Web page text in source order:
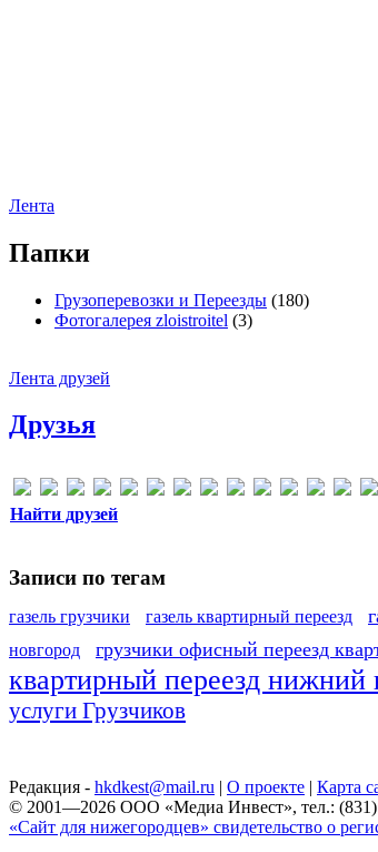
Лента
Папки
Грузоперевозки и Переезды (180)
Фотогалерея zloistroitel (3)
Лента друзей
Друзья
Найти друзей
Записи по тегам
газель грузчики газель квартирный переезд
новгород
грузчики офисный переезд
квартирный переезд нижний
услуги Грузчиков
Редакция - hkdkest@mail.ru | О проекте | Карта
© 2001—2026 ООО «Медиа Инвест», тел.: (831)
«Сайт для нижегородцев» свидетельство о